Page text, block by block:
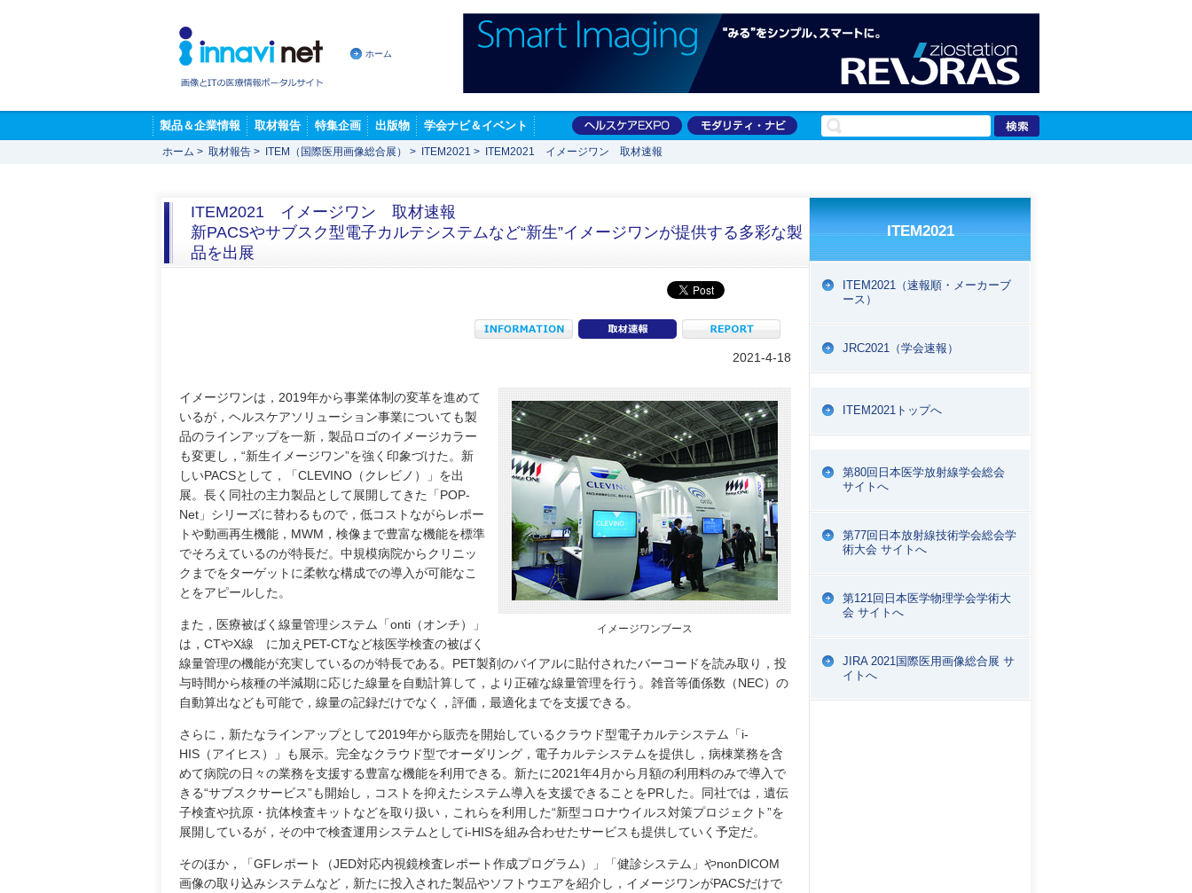
ホーム
製品＆企業情報 取材報告 特集企画 出版物 学会ナビ＆イベント
ホーム > 取材報告 > ITEM（国際医用画像総合展） > ITEM2021 > ITEM2021 イメージワン 取材速報
ITEM2021 イメージワン 取材速報
新PACSやサブスク型電子カルテシステムなど“新生”イメージワンが提供する多彩な製
品を出展
INFORMATION coverage REPORT
2021-4-18
イメージワンブース
イメージワンは，2019年から事業体制の変革を進めて
いるが，ヘルスケアソリューション事業についても製
品のラインアップを一新，製品ロゴのイメージカラー
も変更し，“新生イメージワン”を強く印象づけた。新
しいPACSとして，「CLEVINO（クレビノ）」を出
展。長く同社の主力製品として展開してきた「POP-
Net」シリーズに替わるもので，低コストながらレポー
トや動画再生機能，MWM，検像まで豊富な機能を標準
でそろえているのが特長だ。中規模病院からクリニッ
クまでをターゲットに柔軟な構成での導入が可能なこ
とをアピールした。
また，医療被ばく線量管理システム「onti（オンチ）」
は，CTやX線 に加えPET-CTなど核医学検査の被ばく
線量管理の機能が充実しているのが特長である。PET製剤のバイアルに貼付されたバーコードを読み取り，投
与時間から核種の半減期に応じた線量を自動計算して，より正確な線量管理を行う。雑音等価係数（NEC）の
自動算出なども可能で，線量の記録だけでなく，評価，最適化までを支援できる。
さらに，新たなラインアップとして2019年から販売を開始しているクラウド型電子カルテシステム「i-
HIS（アイヒス）」も展示。完全なクラウド型でオーダリング，電子カルテシステムを提供し，病棟業務を含
めて病院の日々の業務を支援する豊富な機能を利用できる。新たに2021年4月から月額の利用料のみで導入で
きる“サブスクサービス”も開始し，コストを抑えたシステム導入を支援できることをPRした。同社では，遺伝
子検査や抗原・抗体検査キットなどを取り扱い，これらを利用した“新型コロナウイルス対策プロジェクト”を
展開しているが，その中で検査運用システムとしてi-HISを組み合わせたサービスも提供していく予定だ。
そのほか，「GFレポート（JED対応内視鏡検査レポート作成プログラム）」「健診システム」やnonDICOM
画像の取り込みシステムなど，新たに投入された製品やソフトウエアを紹介し，イメージワンがPACSだけで
ITEM2021
ITEM2021（速報順・メーカーブ
ース）
JRC2021（学会速報）
ITEM2021トップへ
第80回日本医学放射線学会総会
サイトへ
第77回日本放射線技術学会総会学
術大会 サイトへ
第121回日本医学物理学会学術大
会 サイトへ
JIRA 2021国際医用画像総合展 サ
イトへ